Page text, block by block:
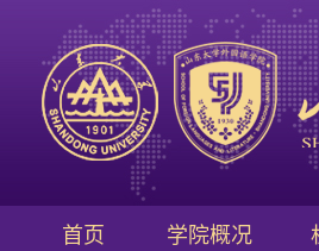
首页 学院概况